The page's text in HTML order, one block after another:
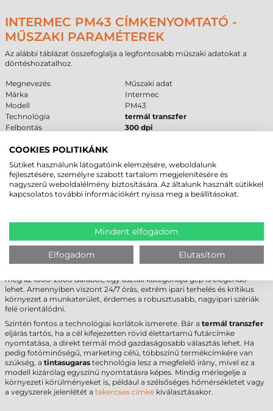
INTERMEC PM43 CÍMKENYOMTATÓ -
MŰSZAKI PARAMÉTEREK
Az alábbi táblázat összefoglalja a legfontosabb műszaki adatokat a
döntéshozatalhoz.
Megnevezés
Műszaki adat
Márka
Intermec
Modell
PM43
Technológia
termál transzfer
Felbontás
300 dpi
Max. tekercsátmérő
Interfész
USB RS232
Ethernet
Garancia
12 hónap (fejre 6 hónap)
FELHASZNÁLÁSI TERÜLETEK ÉS „MIKOR
Az eszköz kiválóan teljesít a gyártósorok mellett, logisztikai
központokban, gyógyszerészeti raktárakban és nagykereskedelmi
egységekben. Stabil felépítése és nagy sebessége miatt alkalmas a
folyamatos, több műszakos munkavégzésre is. Azonban érdemes
meg az 1000-2000 darabot, egy asztali kategóriájú gép is elegendő
lehet. Amennyiben viszont 24/7 órás, extrém ipari terhelés és kritikus
környezet a munkaterület, érdemes a robusztusabb, nagyipari szériák
felé orientálódni.
Szintén fontos a technológiai korlátok ismerete. Bár a termál transzfer
eljárás tartós, ha a cél kifejezetten rövid élettartamú futárcímke
nyomtatása, a direkt termál mód gazdaságosabb választás lehet. Ha
pedig fotóminőségű, marketing célú, többszínű termékcímkére van
szükség, a tintasugaras technológia lesz a megfelelő irány, mivel ez a
modell kizárólag egyszínű nyomtatásra képes. Mindig mérlegelje a
környezeti körülményeket is, például a szélsőséges hőmérsékletet vagy
a vegyszerek jelenlétét a tekercses címke kiválasztásakor.
COOKIES POLITIKÁNK
Sütiket használunk látogatóink elemzésére, weboldalunk
fejlesztésére, személyre szabott tartalom megjelenítésére és
nagyszerű weboldalélmény biztosítására. Az általunk használt sütikkel
kapcsolatos további információkért nyissa meg a beállításokat.
Mindent elfogadom
Elfogadom Elutasítom